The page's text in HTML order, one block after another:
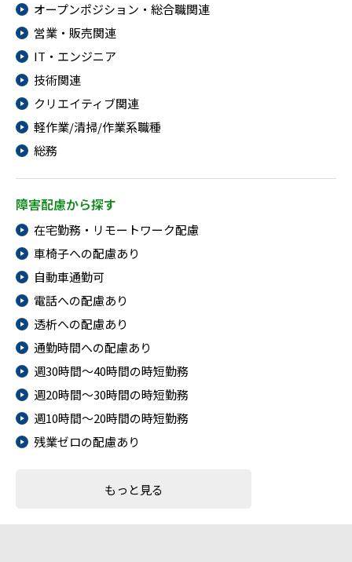
オープンポジション・総合職関連
営業・販売関連
IT・エンジニア
技術関連
クリエイティブ関連
軽作業/清掃/作業系職種
総務
障害配慮から探す
在宅勤務・リモートワーク配慮
車椅子への配慮あり
自動車通勤可
電話への配慮あり
透析への配慮あり
通勤時間への配慮あり
週30時間～40時間の時短勤務
週20時間～30時間の時短勤務
週10時間～20時間の時短勤務
残業ゼロの配慮あり
もっと見る